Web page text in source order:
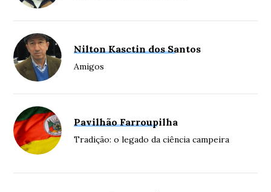
Nilton Kasctin dos Santos
Amigos
Pavilhão Farroupilha
Tradição: o legado da ciência campeira